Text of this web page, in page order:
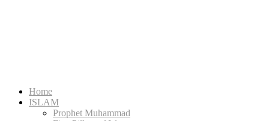
Home
ISLAM
Prophet Muhammad